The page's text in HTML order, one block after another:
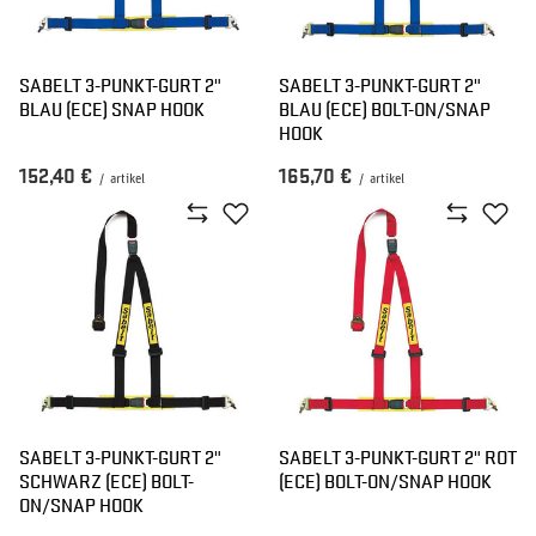
SABELT 3-PUNKT-GURT 2"
BLAU (ECE) SNAP HOOK
152,40 € / artikel
SABELT 3-PUNKT-GURT 2"
BLAU (ECE) BOLT-ON/SNAP
HOOK
165,70 € / artikel
SABELT 3-PUNKT-GURT 2"
SCHWARZ (ECE) BOLT-
ON/SNAP HOOK
SABELT 3-PUNKT-GURT 2" ROT
(ECE) BOLT-ON/SNAP HOOK